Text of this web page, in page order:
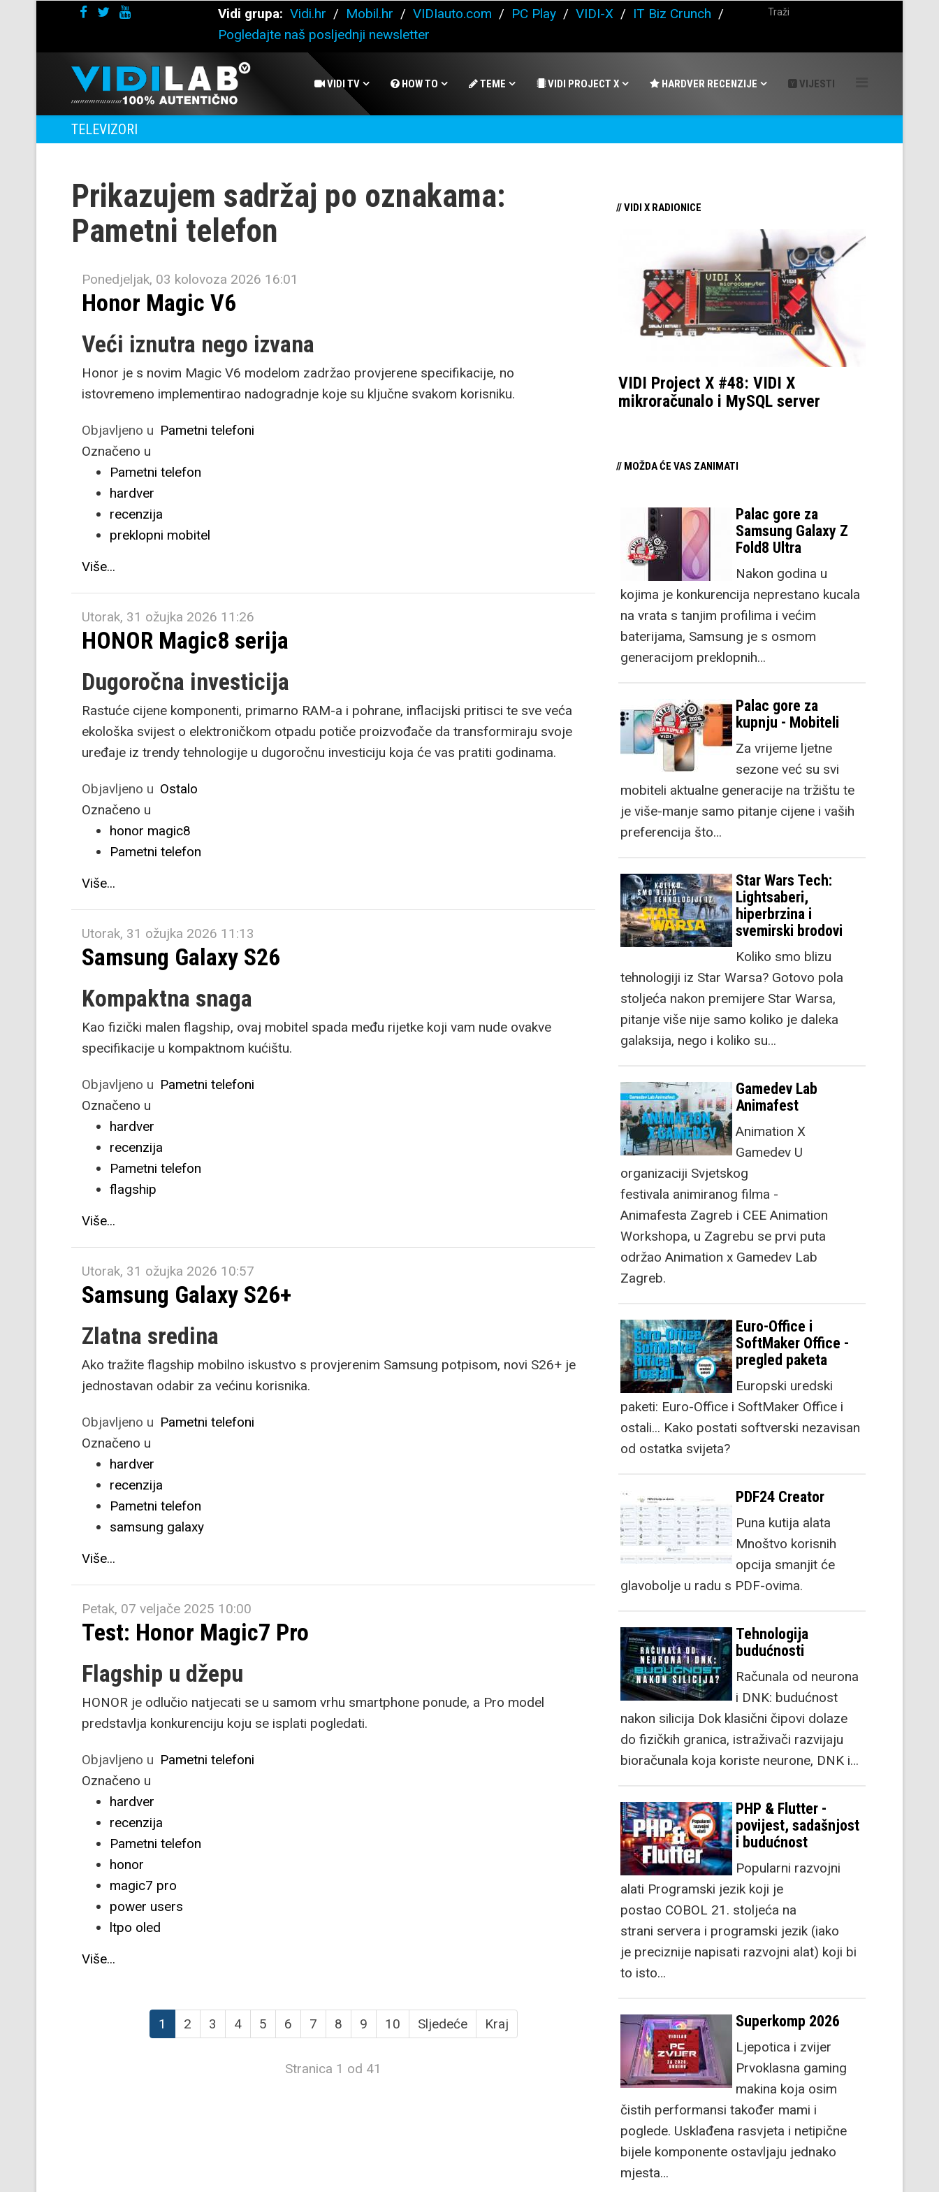
Vidi grupa: Vidi.hr / Mobil.hr / VIDIauto.com / PC Play / VIDI-X / IT Biz Crunch /
Pogledajte naš posljednji newsletter
VIDI TV HOW TO TEME VIDI PROJECT X HARDVER RECENZIJE VIJESTI
TELEVIZORI
Prikazujem sadržaj po oznakama:
Pametni telefon
Ponedjeljak, 03 kolovoza 2026 16:01
Honor Magic V6
Veći iznutra nego izvana
Honor je s novim Magic V6 modelom zadržao provjerene specifikacije, no
istovremeno implementirao nadogradnje koje su ključne svakom korisniku.
Objavljeno u Pametni telefoni
Označeno u
Pametni telefon
hardver
recenzija
preklopni mobitel
Više...
Utorak, 31 ožujka 2026 11:26
HONOR Magic8 serija
Dugoročna investicija
Rastuće cijene komponenti, primarno RAM-a i pohrane, inflacijski pritisci te sve veća
ekološka svijest o elektroničkom otpadu potiče proizvođače da transformiraju svoje
uređaje iz trendy tehnologije u dugoročnu investiciju koja će vas pratiti godinama.
Objavljeno u Ostalo
Označeno u
honor magic8
Pametni telefon
Više...
Utorak, 31 ožujka 2026 11:13
Samsung Galaxy S26
Kompaktna snaga
Kao fizički malen flagship, ovaj mobitel spada među rijetke koji vam nude ovakve
specifikacije u kompaktnom kućištu.
Objavljeno u Pametni telefoni
Označeno u
hardver
recenzija
Pametni telefon
flagship
Više...
Utorak, 31 ožujka 2026 10:57
Samsung Galaxy S26+
Zlatna sredina
Ako tražite flagship mobilno iskustvo s provjerenim Samsung potpisom, novi S26+ je
jednostavan odabir za većinu korisnika.
Objavljeno u Pametni telefoni
Označeno u
hardver
recenzija
Pametni telefon
samsung galaxy
Više...
Petak, 07 veljače 2025 10:00
Test: Honor Magic7 Pro
Flagship u džepu
HONOR je odlučio natjecati se u samom vrhu smartphone ponude, a Pro model
predstavlja konkurenciju koju se isplati pogledati.
Objavljeno u Pametni telefoni
Označeno u
hardver
recenzija
Pametni telefon
honor
magic7 pro
power users
ltpo oled
Više...
1 2 3 4 5 6 7 8 9 10 Sljedeće Kraj
Stranica 1 od 41
// VIDI X RADIONICE
VIDI Project X #48: VIDI X
mikroračunalo i MySQL server
// MOŽDA ĆE VAS ZANIMATI
Palac gore za
Samsung Galaxy Z
Fold8 Ultra
Nakon godina u
kojima je konkurencija neprestano kucala
na vrata s tanjim profilima i većim
baterijama, Samsung je s osmom
generacijom preklopnih…
Palac gore za
kupnju - Mobiteli
Za vrijeme ljetne
sezone već su svi
mobiteli aktualne generacije na tržištu te
je više-manje samo pitanje cijene i vaših
preferencija što…
Star Wars Tech:
Lightsaberi,
hiperbrzina i
svemirski brodovi
Koliko smo blizu
tehnologiji iz Star Warsa? Gotovo pola
stoljeća nakon premijere Star Warsa,
pitanje više nije samo koliko je daleka
galaksija, nego i koliko su…
Gamedev Lab
Animafest
Animation X
Gamedev U
organizaciji Svjetskog
festivala animiranog filma -
Animafesta Zagreb i CEE Animation
Workshopa, u Zagrebu se prvi puta
održao Animation x Gamedev Lab
Zagreb.
Euro-Office i
SoftMaker Office -
pregled paketa
Europski uredski
paketi: Euro-Office i SoftMaker Office i
ostali... Kako postati softverski nezavisan
od ostatka svijeta?
PDF24 Creator
Puna kutija alata
Mnoštvo korisnih
opcija smanjit će
glavobolje u radu s PDF-ovima.
Tehnologija
budućnosti
Računala od neurona
i DNK: budućnost
nakon silicija Dok klasični čipovi dolaze
do fizičkih granica, istraživači razvijaju
bioračunala koja koriste neurone, DNK i…
PHP & Flutter -
povijest, sadašnjost
i budućnost
Popularni razvojni
alati Programski jezik koji je
postao COBOL 21. stoljeća na
strani servera i programski jezik (iako
je preciznije napisati razvojni alat) koji bi
to isto…
Superkomp 2026
Ljepotica i zvijer
Prvoklasna gaming
makina koja osim
čistih performansi također mami i
poglede. Usklađena rasvjeta i netipične
bijele komponente ostavljaju jednako
mjesta…